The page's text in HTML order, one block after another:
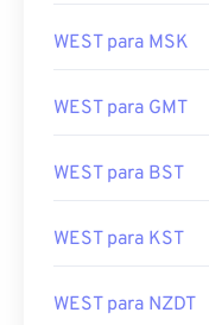
WEST para MSK
WEST para GMT
WEST para BST
WEST para KST
WEST para NZDT